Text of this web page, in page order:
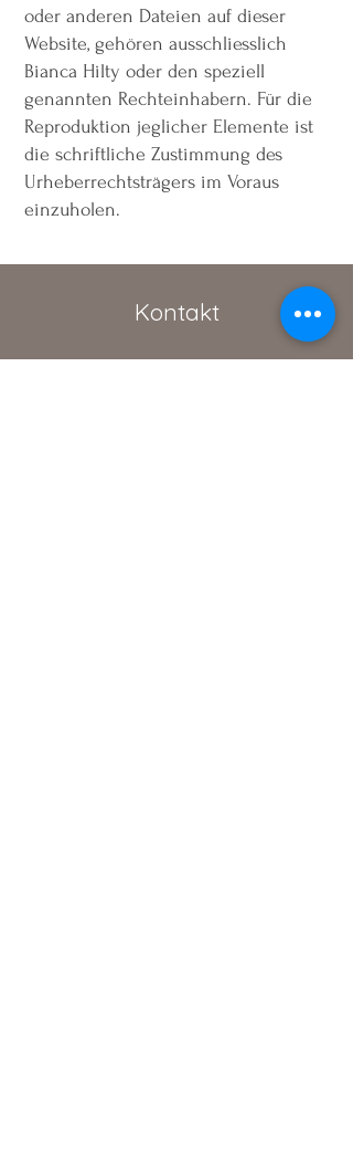
oder anderen Dateien auf dieser
Website, gehören ausschliesslich
Bianca Hilty oder den speziell
genannten Rechteinhabern. Für die
Reproduktion jeglicher Elemente ist
die schriftliche Zustimmung des
Urheberrechtsträgers im Voraus
einzuholen.
Kontakt